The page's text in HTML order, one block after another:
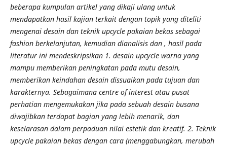
beberapa kumpulan artikel yang dikaji ulang untuk
mendapatkan hasil kajian terkait dengan topik yang diteliti
mengenai desain dan teknik upcycle pakaian bekas sebagai
fashion berkelanjutan, kemudian dianalisis dan , hasil pada
literatur ini mendeskripsikan 1. desain upcycle warna yang
mampu memberikan peningkatan pada mutu desain,
memberikan keindahan desain dissuaikan pada tujuan dan
karakternya. Sebagaimana centre of interest atau pusat
perhatian mengemukakan jika pada sebuah desain busana
diwajibkan terdapat bagian yang lebih menarik, dan
keselarasan dalam perpaduan nilai estetik dan kreatif. 2. Teknik
upcycle pakaian bekas dengan cara (menggabungkan, merubah